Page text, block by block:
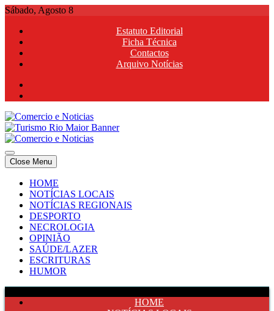
Skip
content
Sábado, Agosto 8
Estatuto Editorial
Ficha Técnica
Contactos
Arquivo Notícias
Comercio e Noticias
Notícias e Publicidade Online
Comercio e Noticias
Notícias e Publicidade Online
Close Menu
HOME
NOTÍCIAS LOCAIS
NOTÍCIAS REGIONAIS
DESPORTO
NECROLOGIA
OPINIÃO
SAÚDE/LAZER
ESCRITURAS
HUMOR
HOME